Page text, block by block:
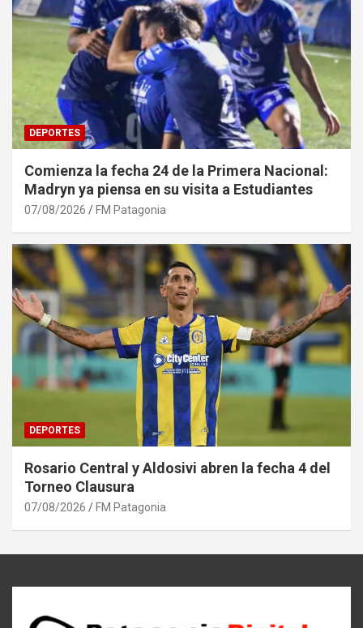
DEPORTES
Comienza la fecha 24 de la Primera Nacional:
Madryn ya piensa en su visita a Estudiantes
07/08/2026 FM Patagonia
DEPORTES
Rosario Central y Aldosivi abren la fecha 4 del
Torneo Clausura
07/08/2026 FM Patagonia